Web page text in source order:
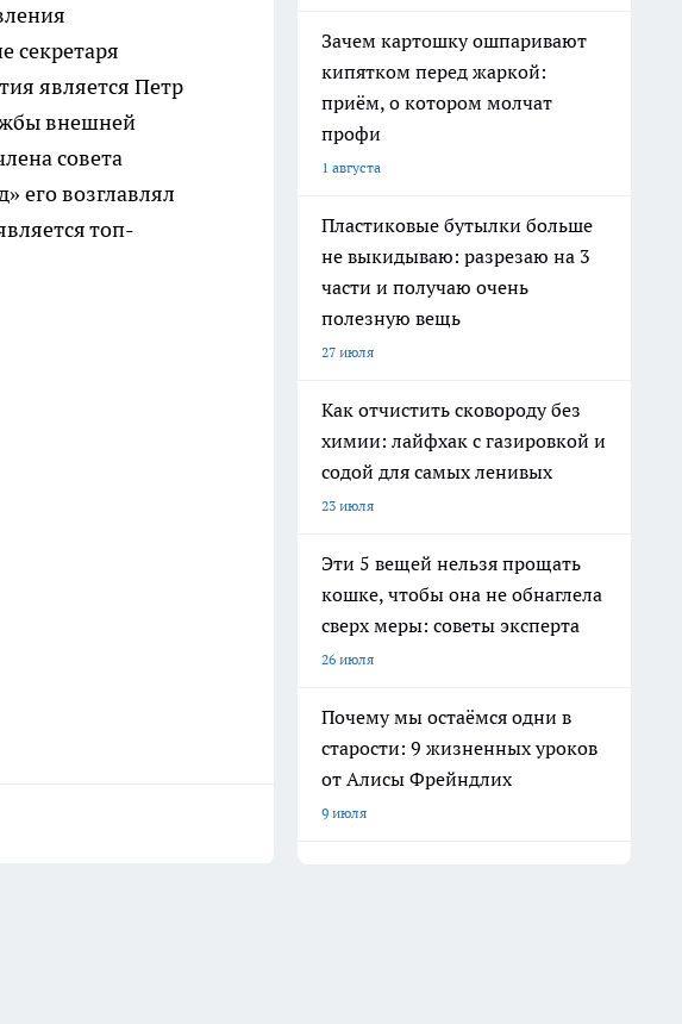
секретаря
является Петр
внешней
совета
его возглавлял
топ-
Зачем картошку ошпаривают
кипятком перед жаркой:
приём, о котором молчат
профи
1 августа
Пластиковые бутылки больше
не выкидываю: разрезаю на 3
части и получаю очень
полезную вещь
27 июля
Как отчистить сковороду без
химии: лайфхак с газировкой и
содой для самых ленивых
23 июля
Эти 5 вещей нельзя прощать
кошке, чтобы она не обнаглела
сверх меры: советы эксперта
26 июля
Почему мы остаёмся одни в
старости: 9 жизненных уроков
от Алисы Фрейндлих
9 июля